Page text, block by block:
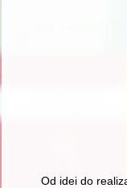
Od idei do